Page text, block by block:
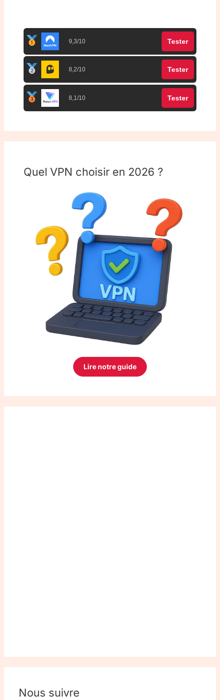
9,3/10 Tester
8,2/10 Tester
8,1/10 Tester
Quel VPN choisir en 2026 ?
Lire notre guide
Nous suivre